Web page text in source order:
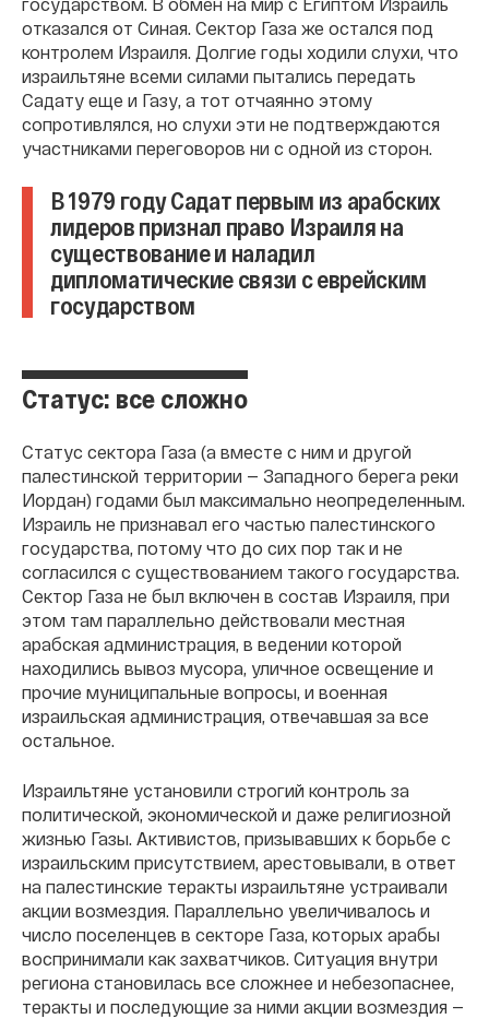
отказался от Синая. Сектор Газа же остался под
контролем Израиля. Долгие годы ходили слухи, что
израильтяне всеми силами пытались передать
Садату еще и Газу, а тот отчаянно этому
сопротивлялся, но слухи эти не подтверждаются
участниками переговоров ни с одной из сторон.
В 1979 году Садат первым из арабских
лидеров признал право Израиля на
существование и наладил
дипломатические связи с еврейским
государством
Статус: все сложно
Статус сектора Газа (а вместе с ним и другой
палестинской территории — Западного берега реки
Иордан) годами был максимально неопределенным.
Израиль не признавал его частью палестинского
государства, потому что до сих пор так и не
согласился с существованием такого государства.
Сектор Газа не был включен в состав Израиля, при
этом там параллельно действовали местная
арабская администрация, в ведении которой
находились вывоз мусора, уличное освещение и
прочие муниципальные вопросы, и военная
израильская администрация, отвечавшая за все
остальное.
Израильтяне установили строгий контроль за
политической, экономической и даже религиозной
жизнью Газы. Активистов, призывавших к борьбе с
израильским присутствием, арестовывали, в ответ
на палестинские теракты израильтяне устраивали
акции возмездия. Параллельно увеличивалось и
число поселенцев в секторе Газа, которых арабы
воспринимали как захватчиков. Ситуация внутри
региона становилась все сложнее и небезопаснее,
теракты и последующие за ними акции возмездия —